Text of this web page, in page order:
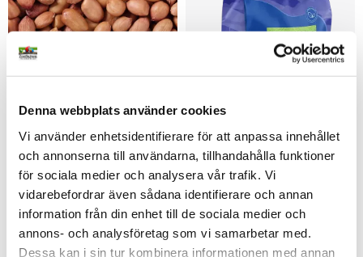
Denna webbplats använder cookies
Vi använder enhetsidentifierare för att anpassa innehållet
och annonserna till användarna, tillhandahålla funktioner
för sociala medier och analysera vår trafik. Vi
vidarebefordrar även sådana identifierare och annan
information från din enhet till de sociala medier och
annons- och analysföretag som vi samarbetar med.
Dessa kan i sin tur kombinera informationen med annan
Skalade Jordnötter 1 kg
Utvalda skalade premium
jordnötter av högsta kvalitet.
Passar som godis och
energirikt tillskott för både
burfåglar och vildfåglar.
79kr 89kr
i lager
Skalade Jordnötter 3 kg
Premium jordnötter 3 kg Deli
Nature SUPER kvalité
279kr 299 kr
i lager